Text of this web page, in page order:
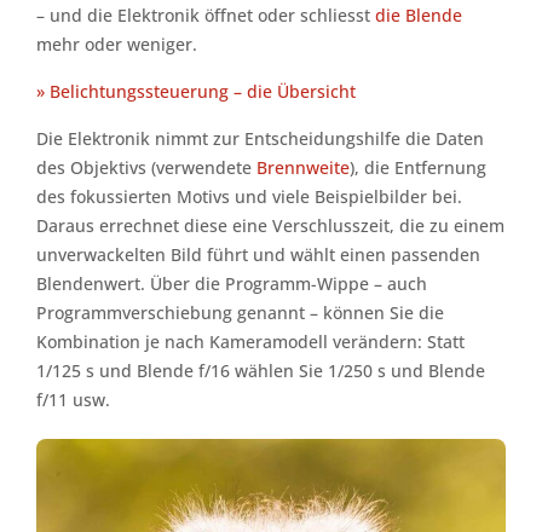
– und die Elektronik öffnet oder schliesst die Blende
mehr oder weniger.
» Belichtungssteuerung – die Übersicht
Die Elektronik nimmt zur Entscheidungshilfe die Daten
des Objektivs (verwendete Brennweite), die Entfernung
des fokussierten Motivs und viele Beispielbilder bei.
Daraus errechnet diese eine Verschlusszeit, die zu einem
unverwackelten Bild führt und wählt einen passenden
Blendenwert. Über die Programm-Wippe – auch
Programmverschiebung genannt – können Sie die
Kombination je nach Kameramodell verändern: Statt
1/125 s und Blende f/16 wählen Sie 1/250 s und Blende
f/11 usw.